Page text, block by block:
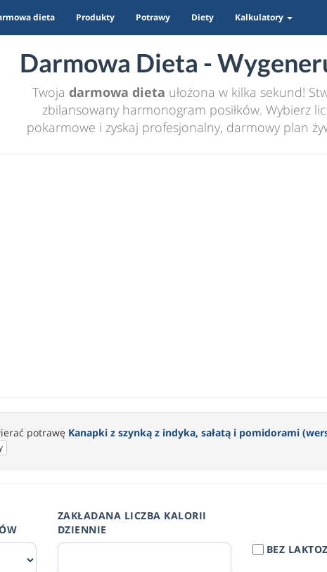
dieta Produkty Potrawy Diety Kalkulatory
Darmowa Dieta -
Twoja darmowa dieta ułożona w kilka sekund!
zbilansowany harmonogram posiłków. Wybierz
pokarmowe i zyskaj profesjonalny, darmowy plan
potrawę Kanapki z szynką z indyka, sałatą i pomidorami
ZAKŁADANA LICZBA KALORII
DZIENNIE
BEZ